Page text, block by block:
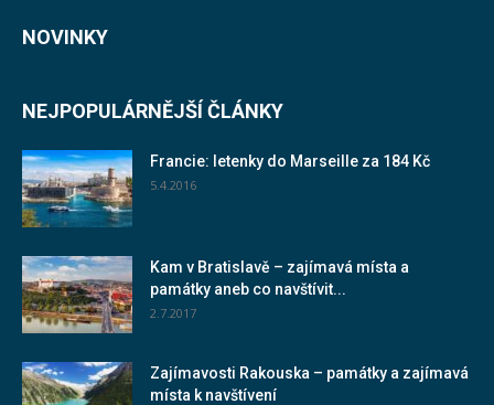
NOVINKY
NEJPOPULÁRNĚJŠÍ ČLÁNKY
Francie: letenky do Marseille za 184 Kč
5.4.2016
Kam v Bratislavě – zajímavá místa a
památky aneb co navštívit...
2.7.2017
Zajímavosti Rakouska – památky a zajímavá
místa k navštívení